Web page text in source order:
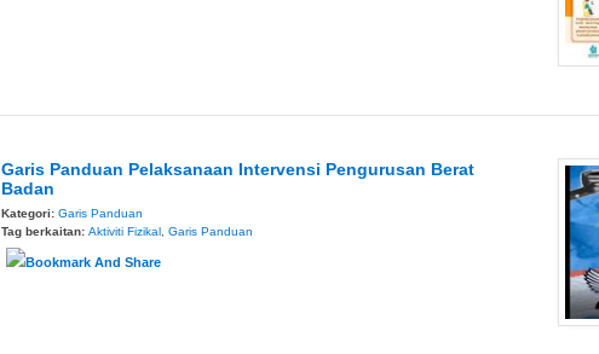
Garis Panduan Pelaksanaan Intervensi Pengurusan Berat
Badan
Kategori: Garis Panduan
Tag berkaitan: Aktiviti Fizikal Garis Panduan